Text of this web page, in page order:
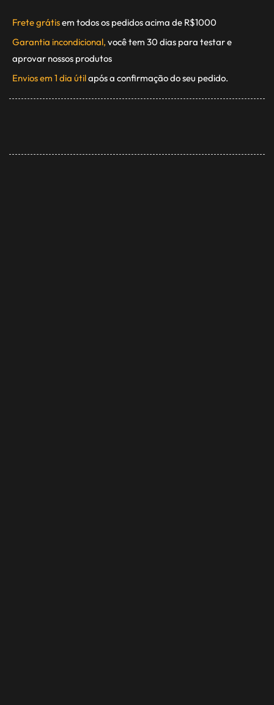
Frete grátisem todos os pedidos acima de R$1000
Garantia incondicional, você tem 30 dias para testar e
aprovar nossos produtos
Envios em 1 dia útilapós a confirmação do seu pedido.